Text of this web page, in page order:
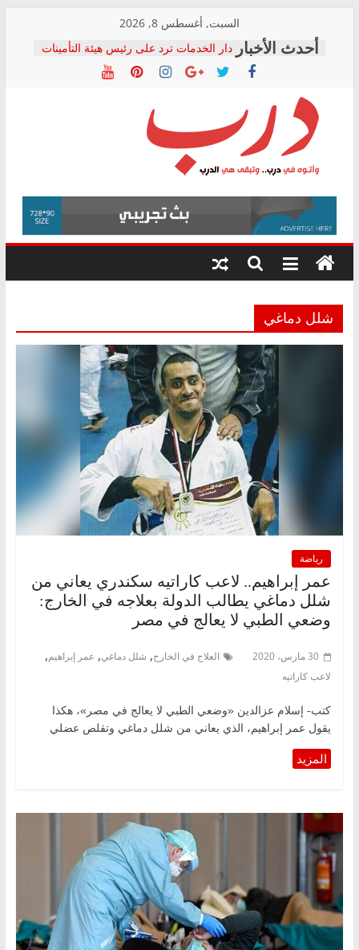
content
السبت, أغسطس 8, 2026
دار الخدمات ترد على رئيس هيئة التأمينات
بعد مؤتمره الصحفي: إنكار الأزمة لا ينهي
معاناة أصحاب المعاشات.. ونطالب بكشف
فرحات سليمان يكتب: القطاع الصحي إلى
أين؟
حزب التحالف الشعبي يطلق لجنة “الحق
في الصحة” بالإسكندرية لرصد الانتهاكات
ودعم المرضى
الوزاري لمدينة الصحفيين.. وانتهاء أعمال
إنشاء المبنى الإداري
المجلس القومي لحقوق الإنسان يعلن
متابعة قضية الدكتور محمد زهران.. ويؤكد:
قرينة البراءة وضمانات المحاكمة العادلة
درب
وأتوه
درب..
وتبقى
هي
شلل دماغي
رياضة
عمر إبراهيم.. لاعب كاراتيه سكندري يعاني من
شلل دماغي يطالب الدولة بعلاجه في الخارج:
وضعي الطبي لا يعالج في مصر
30 مارس، 2020 العلاج في الخارج, شلل دماغي, عمر إبراهيم,
لاعب كاراتيه
كتب- إسلام عزالدين «وضعي الطبي لا يعالج في مصر»، هكذا
يقول عمر إبراهيم، الذي يعاني من شلل دماغي وتقلص عضلي